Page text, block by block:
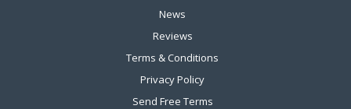
News
Reviews
Terms & Conditions
Privacy Policy
Send Free Terms